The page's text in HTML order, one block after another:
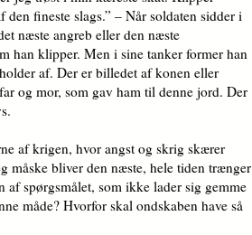
fineste slags.” – Når soldaten sidder i
næste angreb eller den næste
han klipper. Men i sine tanker former han
af. Der er billedet af konen eller
og mor, som gav ham til denne jord. Der
af krigen, hvor angst og skrig skærer
måske bliver den næste, hele tiden trænger
spørgsmålet, som ikke lader sig gemme
måde? Hvorfor skal ondskaben have så